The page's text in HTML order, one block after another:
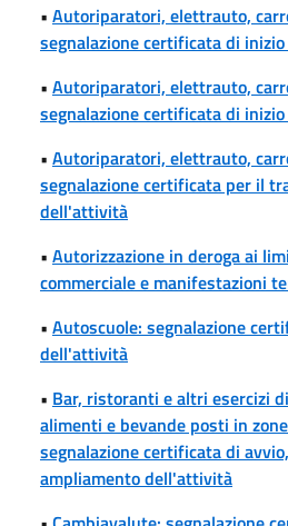
• Autoriparatori, elettrauto,
segnalazione certificata di
• Autoriparatori, elettrauto,
segnalazione certificata di
• Autoriparatori, elettrauto,
segnalazione certificata per il
dell'attività
• Autorizzazione in deroga ai
commerciale e manifestazioni
• Autoscuole: segnalazione
dell'attività
• Bar, ristoranti e altri esercizi
alimenti e bevande posti in
segnalazione certificata di
ampliamento dell'attività